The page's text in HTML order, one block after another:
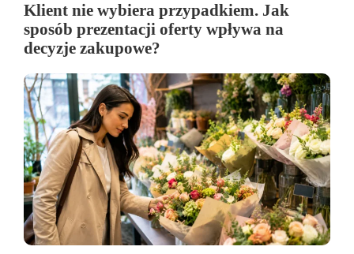
Klient nie wybiera przypadkiem. Jak
sposób prezentacji oferty wpływa na
decyzje zakupowe?